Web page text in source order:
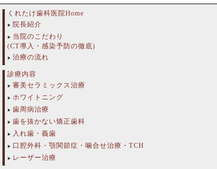
くれたけ歯科医院Home
院長紹介
当院のこだわり
(CT導入・感染予防の徹底)
治療の流れ
診療内容
審美セラミックス治療
ホワイトニング
歯周病治療
歯を抜かない矯正歯科
入れ歯・義歯
口腔外科・顎関節症・噛合せ治療・TCH
レーザー治療